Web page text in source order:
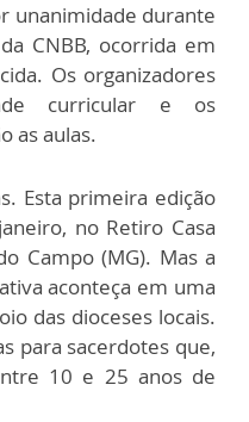
unanimidade durante
CNBB, ocorrida em
Os organizadores
curricular e os
as aulas.
Esta primeira edição
no Retiro Casa
Campo (MG). Mas a
aconteça em uma
das dioceses locais.
para sacerdotes que,
10 e 25 anos de